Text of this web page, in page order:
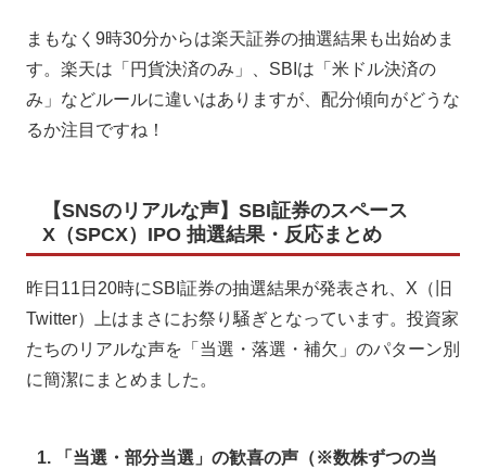
まもなく9時30分からは楽天証券の抽選結果も出始めま
す。楽天は「円貨決済のみ」、SBIは「米ドル決済の
み」などルールに違いはありますが、配分傾向がどうな
るか注目ですね！
【SNSのリアルな声】SBI証券のスペース
X（SPCX）IPO 抽選結果・反応まとめ
昨日11日20時にSBI証券の抽選結果が発表され、X（旧
Twitter）上はまさにお祭り騒ぎとなっています。投資家
たちのリアルな声を「当選・落選・補欠」のパターン別
に簡潔にまとめました。
1. 「当選・部分当選」の歓喜の声（※数株ずつの当